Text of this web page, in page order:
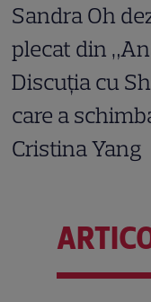
Sandra Oh
plecat din
Discuția cu
care a
Cristina Yang